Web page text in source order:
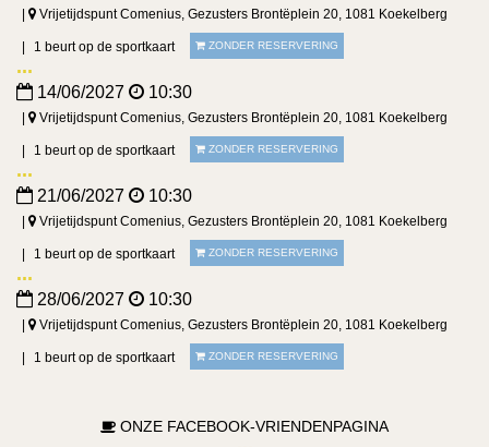
Vrijetijdspunt Comenius, Gezusters Brontëplein 20, 1081 Koekelberg
1 beurt op de sportkaart ZONDER RESERVERING
14/06/2027 10:30
Vrijetijdspunt Comenius, Gezusters Brontëplein 20, 1081 Koekelberg
1 beurt op de sportkaart ZONDER RESERVERING
21/06/2027 10:30
Vrijetijdspunt Comenius, Gezusters Brontëplein 20, 1081 Koekelberg
1 beurt op de sportkaart ZONDER RESERVERING
28/06/2027 10:30
Vrijetijdspunt Comenius, Gezusters Brontëplein 20, 1081 Koekelberg
1 beurt op de sportkaart ZONDER RESERVERING
ONZE FACEBOOK-VRIENDENPAGINA